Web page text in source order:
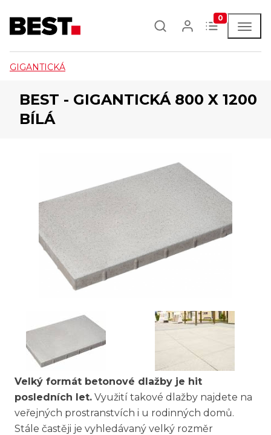
0
GIGANTICKÁ
BEST - GIGANTICKÁ 800 X 1200
BÍLÁ
Velký formát betonové dlažby je hit
posledních let. Využití takové dlažby najdete na
veřejných prostranstvích i u rodinných domů.
Stále častěji je vyhledávaný velký rozměr